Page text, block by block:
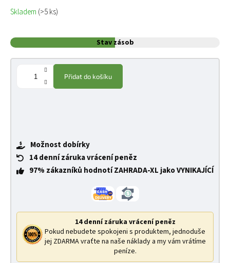
Měrná cena:
Skladem (>5 ks)
Stav zásob
Přidat do košíku
Možnost dobírky
14 denní záruka vrácení peněz
97% zákazníků hodnotí ZAHRADA-XL jako VYNIKAJÍCÍ
14 denní záruka vrácení peněz
Pokud nebudete spokojeni s produktem, jednoduše
jej ZDARMA vraťte na naše náklady a my vám vrátíme
peníze.